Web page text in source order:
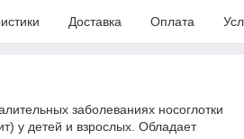
Доставка Оплата
заболеваниях носоглотки
у детей и взрослых. Обладает